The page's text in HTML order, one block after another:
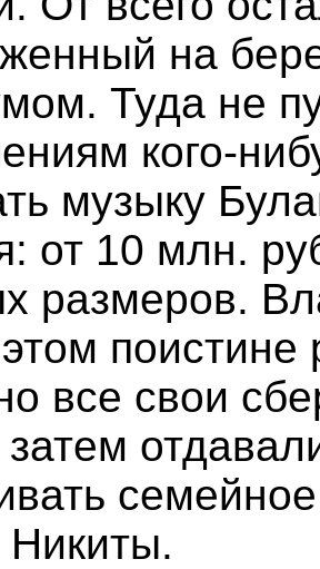
на
Туда не
кого-
музыку
от 10 млн.
размеров.
поистине
все свои
Никиты.